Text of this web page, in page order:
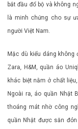
bắt đầu đổ bộ và không
là minh chứng cho sự
người Việt Nam.
Mặc dù kiểu dáng
Zara, H&M, quần áo
khác biệt nằm ở chất
Ngoài ra, áo quần Nhật
thoáng mát nhờ công
quần Nhật được săn